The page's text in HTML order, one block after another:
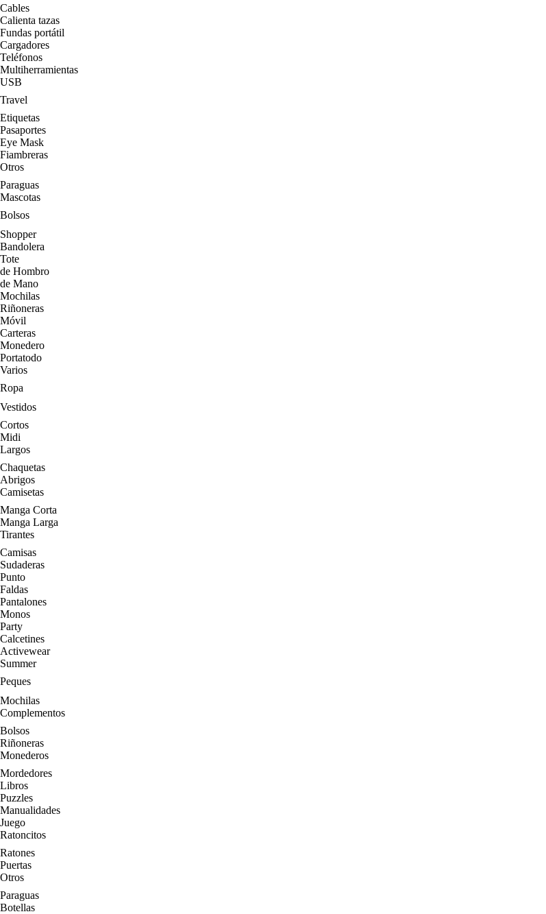
Cables
Calienta tazas
Fundas portátil
Cargadores
Teléfonos
Multiherramientas
USB
Travel
Etiquetas
Pasaportes
Eye Mask
Fiambreras
Otros
Paraguas
Mascotas
Bolsos
Shopper
Bandolera
Tote
de Hombro
de Mano
Mochilas
Riñoneras
Móvil
Carteras
Monedero
Portatodo
Varios
Ropa
Vestidos
Cortos
Midi
Largos
Chaquetas
Abrigos
Camisetas
Manga Corta
Manga Larga
Tirantes
Camisas
Sudaderas
Punto
Faldas
Pantalones
Monos
Party
Calcetines
Activewear
Summer
Peques
Mochilas
Complementos
Bolsos
Riñoneras
Monederos
Mordedores
Libros
Puzzles
Manualidades
Juego
Ratoncitos
Ratones
Puertas
Otros
Paraguas
Botellas